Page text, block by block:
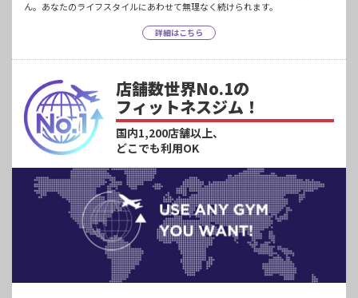
ん。あなたのライフスタイルにあわせて無理なく続けられます。
詳細はこちら
店舗数世界No.1の
フィットネスジム！
国内1,200店舗以上、
どこでも利用OK